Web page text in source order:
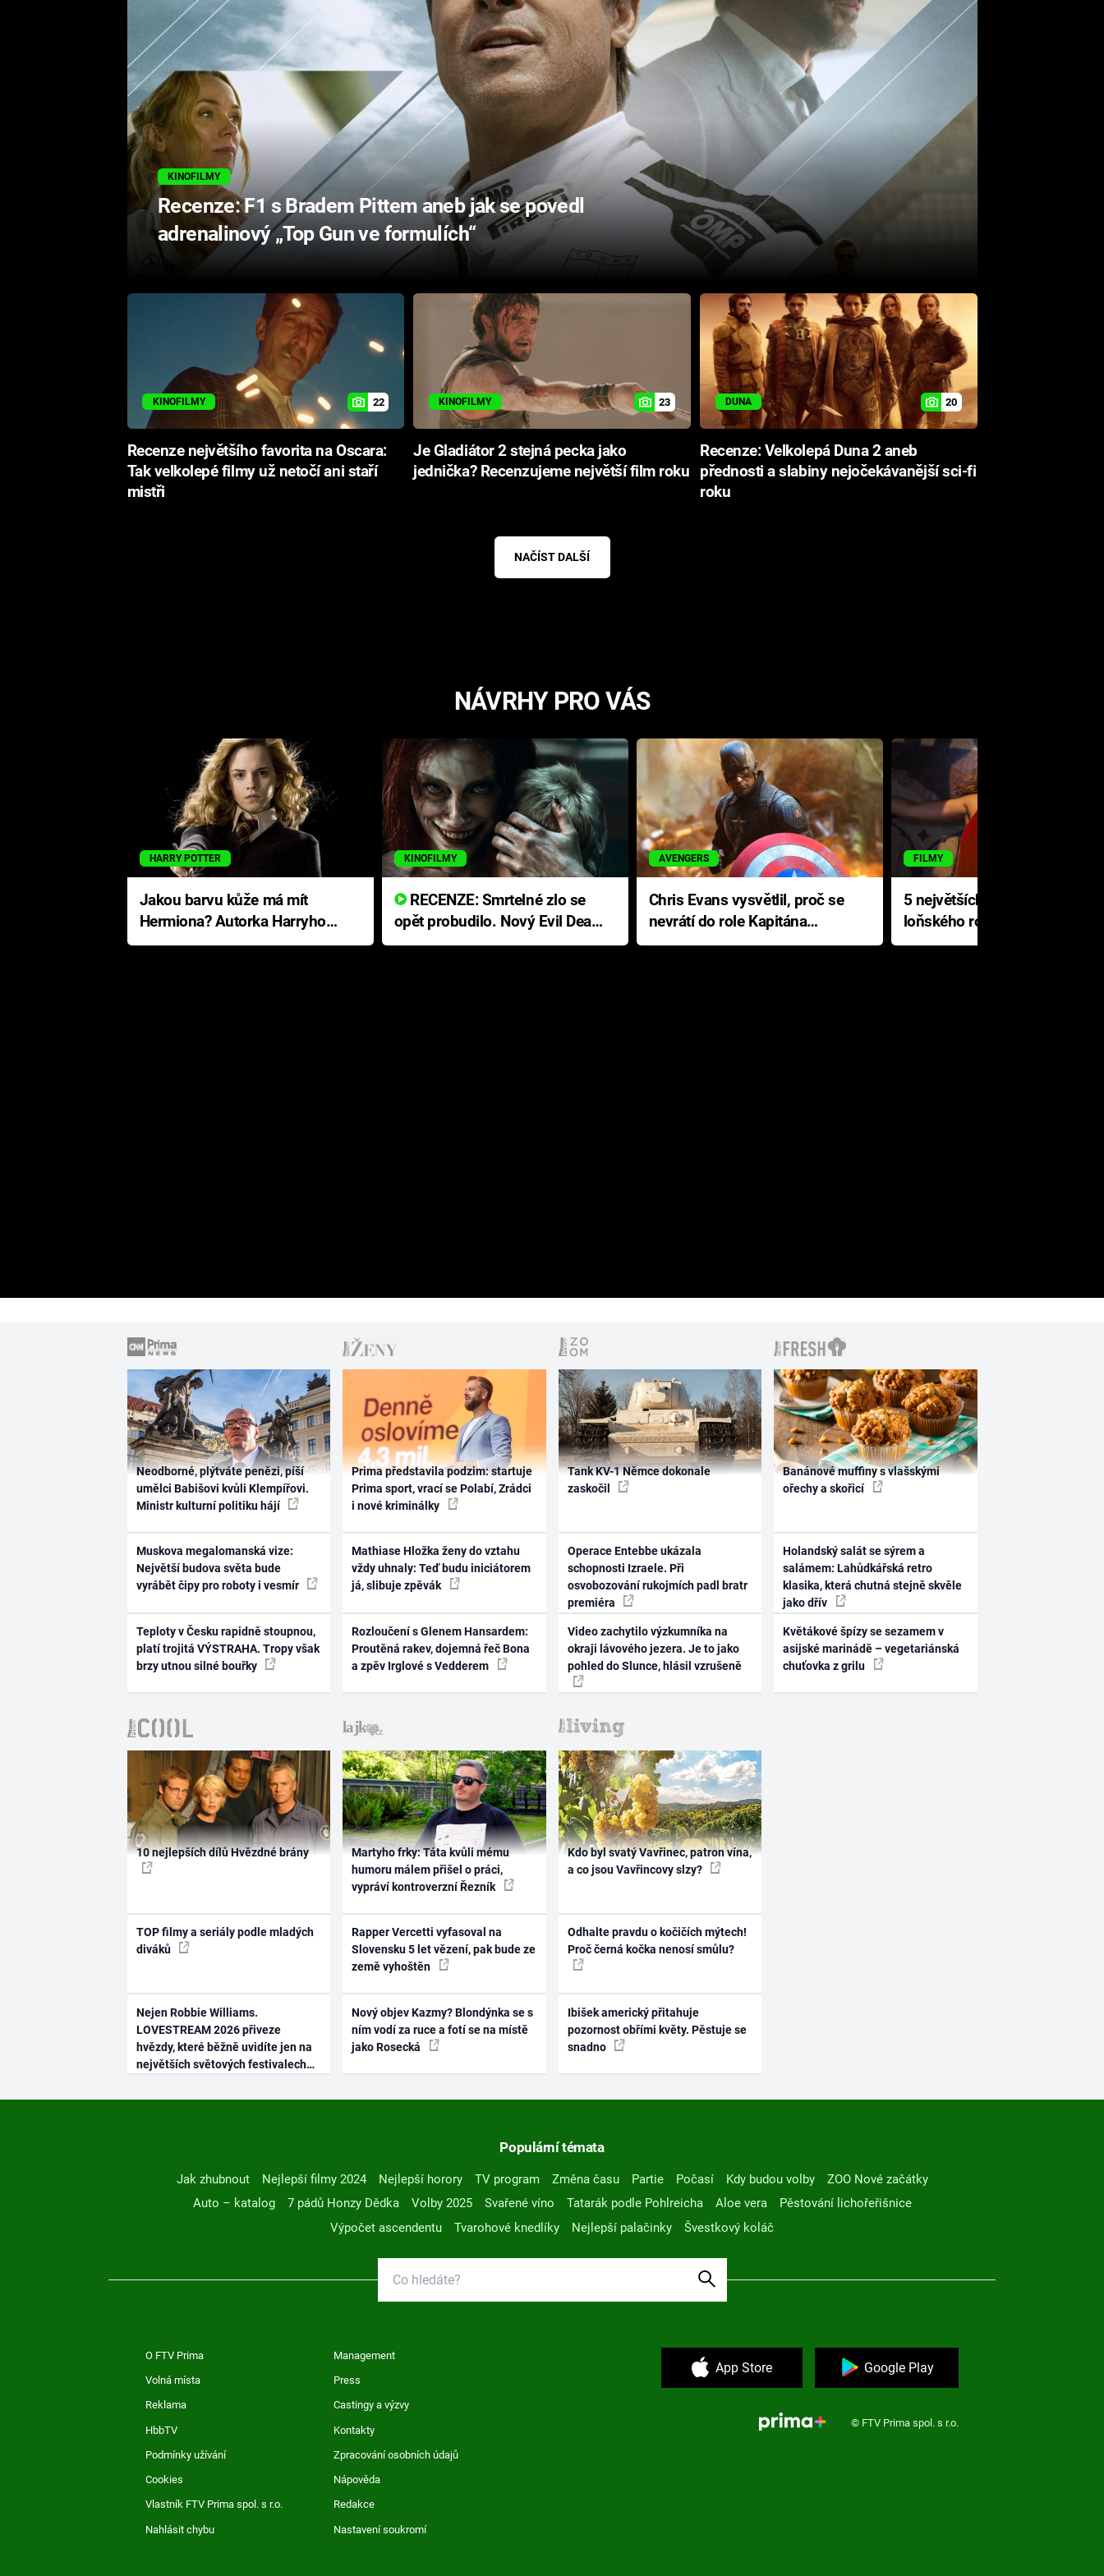
KINOFILMY
Recenze: F1 s Bradem Pittem aneb jak se povedl
adrenalinový „Top Gun ve formulích“
KINOFILMY 22
Recenze největšího favorita na Oscara:
Tak velkolepé filmy už netočí ani staří
mistři
KINOFILMY 23
Je Gladiátor 2 stejná pecka jako
jednička? Recenzujeme největší film roku
DUNA 20
Recenze: Velkolepá Duna 2 aneb
přednosti a slabiny nejočekávanější sci-fi
roku
NAČÍST DALŠÍ
NÁVRHY PRO VÁS
HARRY POTTER
Jakou barvu kůže má mít
Hermiona? Autorka Harryho
Pottera přišla s ráznou
KINOFILMY
RECENZE: Smrtelné zlo se
opět probudilo. Nový Evil Dead
přichází s neodolatelnou
AVENGERS
Chris Evans vysvětlil, proč se
nevrátí do role Kapitána
Ameriky
FILMY
5 největších propadáků
loňského roku: Disney na
jediné katastrofě prodělal 200
Neodborné, plýtváte penězi, píší
umělci Babišovi kvůli Klempířovi.
Ministr kulturní politiku hájí
Muskova megalomanská vize:
Největší budova světa bude
vyrábět čipy pro roboty i vesmír
Teploty v Česku rapidně stoupnou,
platí trojitá VÝSTRAHA. Tropy však
brzy utnou silné bouřky
Prima představila podzim: startuje
Prima sport, vrací se Polabí, Zrádci
i nové kriminálky
Mathiase Hložka ženy do vztahu
vždy uhnaly: Teď budu iniciátorem
já, slibuje zpěvák
Rozloučení s Glenem Hansardem:
Proutěná rakev, dojemná řeč Bona
a zpěv Irglové s Vedderem
Tank KV-1 Němce dokonale
zaskočil
Operace Entebbe ukázala
schopnosti Izraele. Při
osvobozování rukojmích padl bratr
premiéra
Video zachytilo výzkumníka na
okraji lávového jezera. Je to jako
pohled do Slunce, hlásil vzrušeně
Banánové muffiny s vlašskými
ořechy a skořicí
Holandský salát se sýrem a
salámem: Lahůdkářská retro
klasika, která chutná stejně skvěle
jako dřív
Květákové špízy se sezamem v
asijské marinádě – vegetariánská
chuťovka z grilu
10 nejlepších dílů Hvězdné brány
TOP filmy a seriály podle mladých
diváků
Nejen Robbie Williams.
LOVESTREAM 2026 přiveze
hvězdy, které běžně uvidíte jen na
největších světových festivalech
Martyho frky: Táta kvůli mému
humoru málem přišel o práci,
vypráví kontroverzní Řezník
Rapper Vercetti vyfasoval na
Slovensku 5 let vězení, pak bude ze
země vyhoštěn
Nový objev Kazmy? Blondýnka se s
ním vodí za ruce a fotí se na místě
jako Rosecká
Kdo byl svatý Vavřinec, patron vína,
a co jsou Vavřincovy slzy?
Odhalte pravdu o kočičích mýtech!
Proč černá kočka nenosí smůlu?
Ibišek americký přitahuje
pozornost obřími květy. Pěstuje se
snadno
Populární témata
Jak zhubnout Nejlepší filmy 2024 Nejlepší horory TV program Změna času Partie Počasí Kdy budou volby
ZOO Nové začátky
Auto – katalog
7 pádů Honzy Dědka Volby 2025 Svařené víno Tatarák podle Pohlreicha Aloe vera
Pěstování lichořeřišnice
Výpočet ascendentu
Tvarohové knedlíky Nejlepší palačinky Švestkový koláč
O FTV Prima Management
Volná místa Press
Reklama Castingy a výzvy
HbbTV Kontakty
Podmínky užívání Zpracování osobních údajů
Cookies Nápověda
Vlastník FTV Prima spol. s r.o. Redakce
Nahlásit chybu Nastavení soukromí
App Store Google Play
© FTV Prima spol. s r.o.